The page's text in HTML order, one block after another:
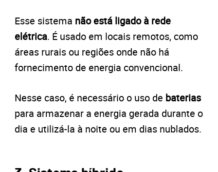
Esse sistema não está ligado à rede
elétrica. É usado em locais remotos, como
áreas rurais ou regiões onde não há
fornecimento de energia convencional.
Nesse caso, é necessário o uso de baterias
para armazenar a energia gerada durante o
dia e utilizá-la à noite ou em dias nublados.